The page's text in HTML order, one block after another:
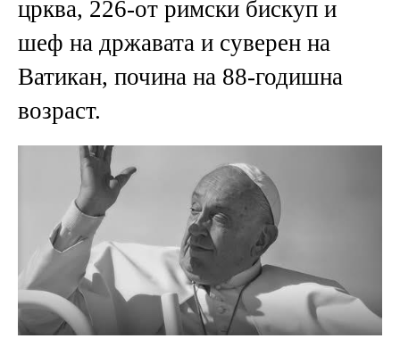
црква, 226-от римски бискуп и
шеф на државата и суверен на
Ватикан, почина на 88-годишна
возраст.